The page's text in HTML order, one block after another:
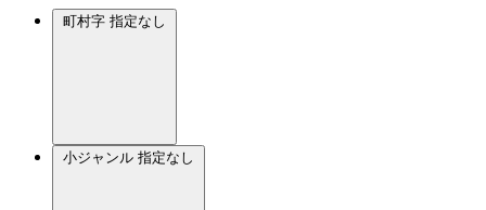
町村字 指定なし
小ジャンル 指定なし